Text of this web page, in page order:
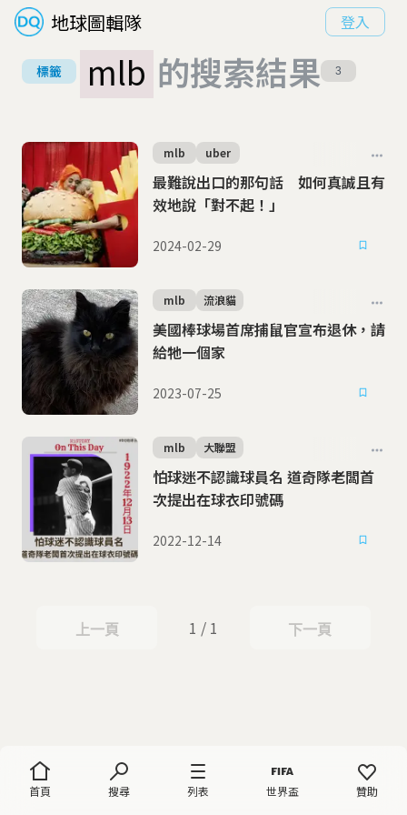
地球圖輯隊 登入
首頁 搜尋 列表 世界盃 贊助
標籤 mlb 的搜索結果 3
最難說出口的那句話 如何真誠且有
效地說「對不起！」
mlb uber
2024-02-29
美國棒球場首席捕鼠官宣布退休，請
給牠一個家
mlb 流浪貓
2023-07-25
怕球迷不認識球員名 道奇隊老闆首
次提出在球衣印號碼
mlb 大聯盟
2022-12-14
上一頁
上一頁 1 / 1 下一頁
下一頁